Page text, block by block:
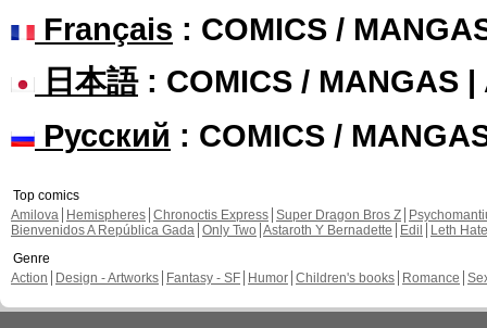
Français : COMICS /
日本語: COMICS / MANGAS |
Русский : COMICS /
Top comics
Amilova
Hemispheres Chronoctis Express Super Dragon Bros Z
Bienvenidos A República Gada Only Two Astaroth Y Bernadette Edil
Leth Hate
Genre
Action
Design - Artworks Fantasy - SF Humor Children's books Romance